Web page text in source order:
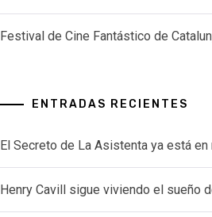
Festival de Cine Fantástico de
ENTRADAS RECIENTES
El Secreto de La Asistenta ya está
Henry Cavill sigue viviendo el sueño